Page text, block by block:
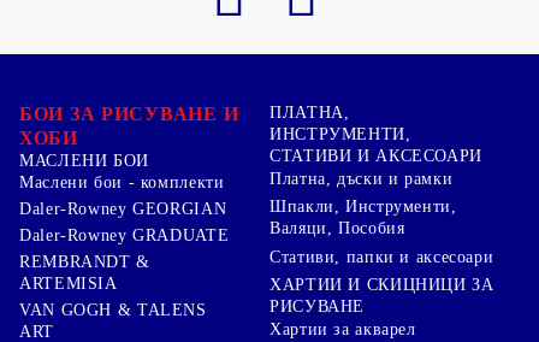
БОИ ЗА РИСУВАНЕ И
ХОБИ
МАСЛЕНИ БОИ
Маслени бои - комплекти
Daler-Rowney GEORGIAN
Daler-Rowney GRADUATE
REMBRANDT &
ARTEMISIA
VAN GOGH & TALENS
ART
ПЛАТНА,
ИНСТРУМЕНТИ,
СТАТИВИ И АКСЕСОАРИ
Платна, дъски и рамки
Шпакли, Инструменти,
Валяци, Пособия
Стативи, папки и аксесоари
ХАРТИИ И СКИЦНИЦИ ЗА
РИСУВАНЕ
Хартии за акварел